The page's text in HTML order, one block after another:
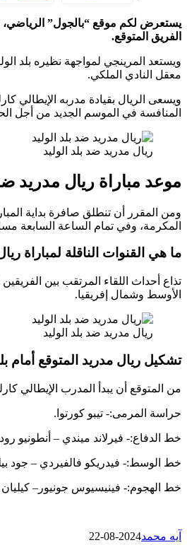
يستعرض لكم موقع “بالجول” الرياضي،
الفريق المتوقع.
ويستعد المرينجي لمواجهة نظيره بلد
معقل النادي الملكي.
ويسعى الريال بقيادة مدربه الإيطالي
المنافسة في الموسم الجديد من أجل
ريال مدريد ضد بلد الوليد
موعد مباراة ريال مدريد
ومن المقرر أن تنطلق صافرة بداية
المكرمة، وفي تمام الساعة السابعة
ما هي القنوات الناقلة لمباراة
الأوسط وشمال إفريقيا.
ريال مدريد ضد بلد الوليد
تشكيل ريال مدريد المتوقع أمام
من المتوقع أن يبدأ المدرب الإيطالي
حراسة المرمى:- تيبو كورتوا.
خط الدفاع:- فيرلاند ميندي – أنطونيو
خط الوسط:- فيدريكو فالفيردي – جود
خط الهجوم:- فينيسيوس جونيور– كيليان
آيه محمد2024-08-22